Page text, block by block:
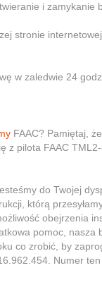
i zamykanie
stronie
w zaledwie 24
FAAC? Pamiętaj,
z pilota FAAC
do Twojej
którą
obejrzenia
pomoc, nasza
co zrobić, by
Numer ten